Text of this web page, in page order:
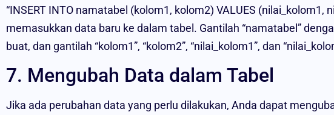
“INSERT INTO namatabel (kolom1, kolom2) VALUES (nilai_kolom1,
memasukkan data baru ke dalam tabel. Gantilah “namatabel”
buat, dan gantilah “kolom1”, “kolom2”, “nilai_kolom1”, dan
7. Mengubah Data dalam Tabel
Jika ada perubahan data yang perlu dilakukan, Anda dapat